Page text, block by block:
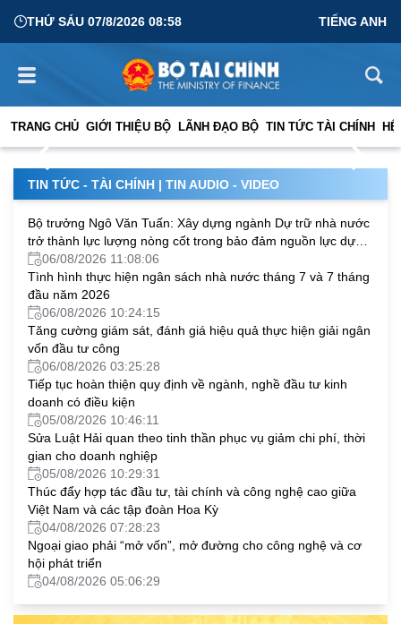
THỨ SÁU 07/8/2026 08:58 TIẾNG ANH
TRANG CHỦ GIỚI THIỆU BỘ LÃNH ĐẠO BỘ TIN TỨC TÀI CHÍNH HỆ
Ngoại giao phải “mở vốn”, mở đường cho công nghệ và
cơ hội phát triển
TIN TỨC - TÀI CHÍNH | TIN AUDIO - VIDEO
Bộ trưởng Ngô Văn Tuấn: Xây dựng ngành Dự trữ nhà nước
trở thành lực lượng nòng cốt trong bảo đảm nguồn lực dự
trữ chiến lược quốc gia
06/08/2026 11:08:06
Tình hình thực hiện ngân sách nhà nước tháng 7 và 7 tháng
đầu năm 2026
06/08/2026 10:24:15
Tăng cường giám sát, đánh giá hiệu quả thực hiện giải ngân
vốn đầu tư công
06/08/2026 03:25:28
Tiếp tục hoàn thiện quy định về ngành, nghề đầu tư kinh
doanh có điều kiện
05/08/2026 10:46:11
Sửa Luật Hải quan theo tinh thần phục vụ giảm chi phí, thời
gian cho doanh nghiệp
05/08/2026 10:29:31
Thúc đẩy hợp tác đầu tư, tài chính và công nghệ cao giữa
Việt Nam và các tập đoàn Hoa Kỳ
04/08/2026 07:28:23
Ngoại giao phải “mở vốn”, mở đường cho công nghệ và cơ
hội phát triển
04/08/2026 05:06:29